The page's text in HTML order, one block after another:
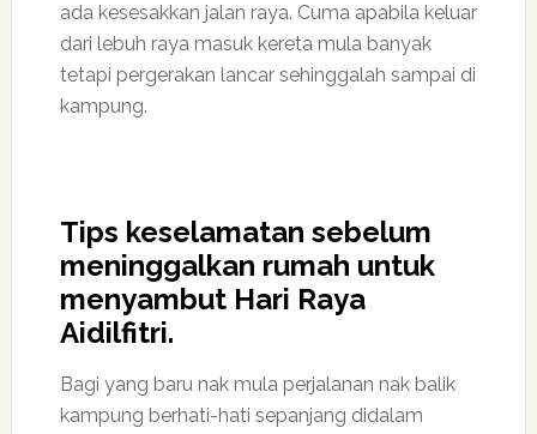
ada kesesakkan jalan raya. Cuma apabila keluar
dari lebuh raya masuk kereta mula banyak
tetapi pergerakan lancar sehinggalah sampai di
kampung.
Tips keselamatan sebelum
meninggalkan rumah untuk
menyambut Hari Raya
Aidilfitri.
Bagi yang baru nak mula perjalanan nak balik
kampung berhati-hati sepanjang didalam